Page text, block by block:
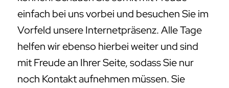
einfach bei uns vorbei und besuchen Sie im
Vorfeld unsere Internetpräsenz. Alle Tage
helfen wir ebenso hierbei weiter und sind
mit Freude an Ihrer Seite, sodass Sie nur
noch Kontakt aufnehmen müssen. Sie